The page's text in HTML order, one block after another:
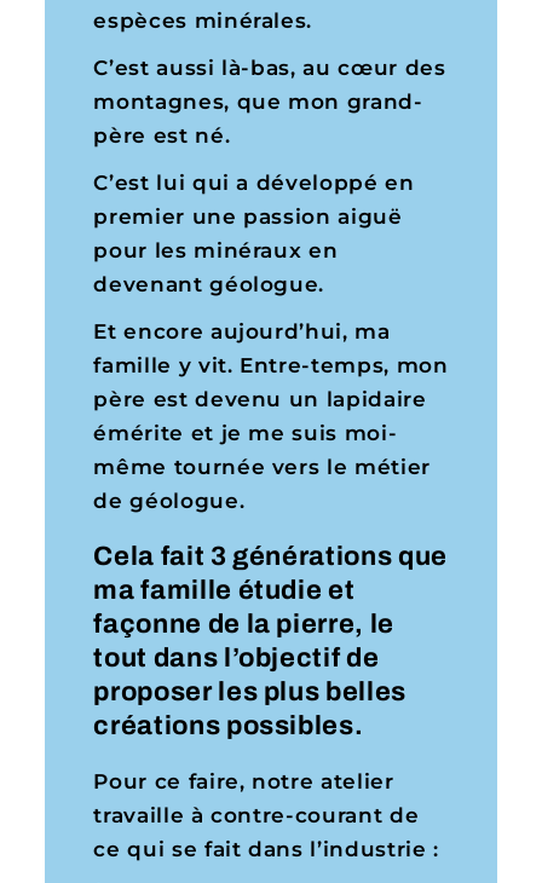
espèces minérales.
C’est aussi là-bas, au cœur des
montagnes, que mon grand-
père est né.
C’est lui qui a développé en
premier une passion aiguë
pour les minéraux en
devenant géologue.
Et encore aujourd’hui, ma
famille y vit. Entre-temps, mon
père est devenu un lapidaire
émérite et je me suis moi-
même tournée vers le métier
de géologue.
Cela fait 3 générations que
ma famille étudie et
façonne de la pierre, le
tout dans l’objectif de
proposer les plus belles
créations possibles.
Pour ce faire, notre atelier
travaille à contre-courant de
ce qui se fait dans l’industrie :